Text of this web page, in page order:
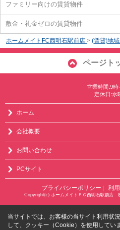
ファミリー向けの賃貸物件
敷金・礼金ゼロの賃貸物件
ホームメイトFC西明石駅前店 > (賃貸)地
ページト
営業時間:9時
定休日:水
ホーム
会社概要
お問い合わせ
PCサイト
プライバシーポリシー 利
Copyright(c) ホームメイトＦＣ西明石駅前店
当サイトでは、お客様の当サイト利用状
して、クッキー（Cookie）を使用してい